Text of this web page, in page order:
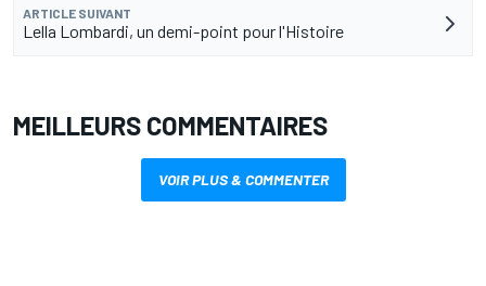
ARTICLE SUIVANT
Lella Lombardi, un demi-point pour l'Histoire
MEILLEURS COMMENTAIRES
VOIR PLUS & COMMENTER